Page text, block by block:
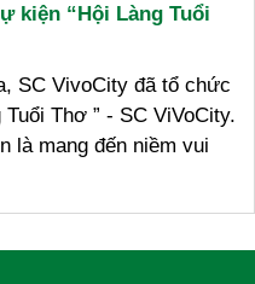
kiện “Hội Làng Tuổi
SC VivoCity đã tổ chức
Thơ ” - SC ViVoCity.
là mang đến niềm vui